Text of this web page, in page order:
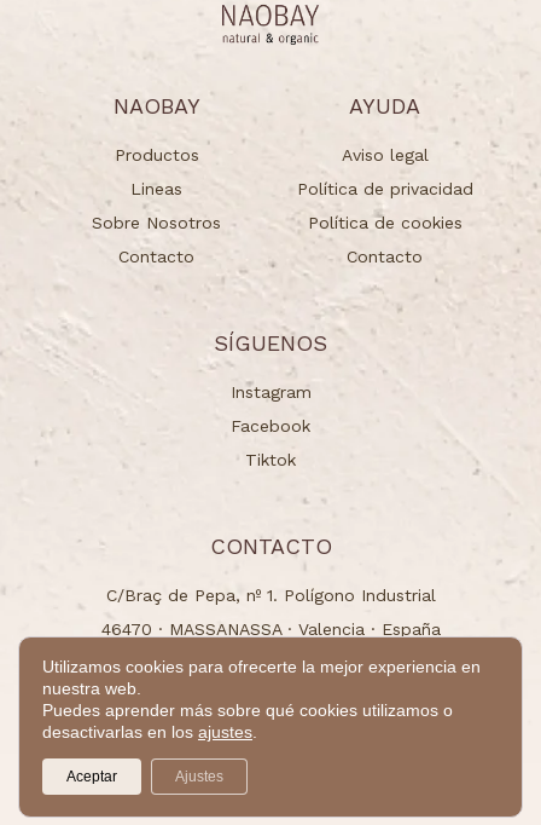
NAOBAY
Productos
Lineas
Sobre Nosotros
Contacto
AYUDA
Aviso legal
Política de privacidad
Política de cookies
Contacto
SÍGUENOS
Instagram
Facebook
Tiktok
CONTACTO
C/Braç de Pepa, nº 1. Polígono Industrial
46470 · MASSANASSA · Valencia · España
info@naturchem.es
byTakamaka
Utilizamos cookies para ofrecerte la mejor experiencia en
nuestra web.
Puedes aprender más sobre qué cookies utilizamos o
desactivarlas en los ajustes
Aceptar Ajustes